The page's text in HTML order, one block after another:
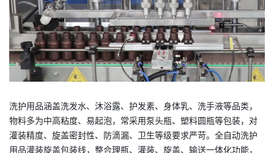
洗护用品涵盖洗发水、沐浴露、护发素、身体乳、洗手液等品类，
物料多为中高粘度、易起泡，常采用泵头瓶、塑料圆瓶等包装，对
灌装精度、旋盖密封性、防滴漏、卫生等级要求严苛。全自动洗护
用品灌装旋盖包装线，整合理瓶、灌装、旋盖、输送一体化功能，